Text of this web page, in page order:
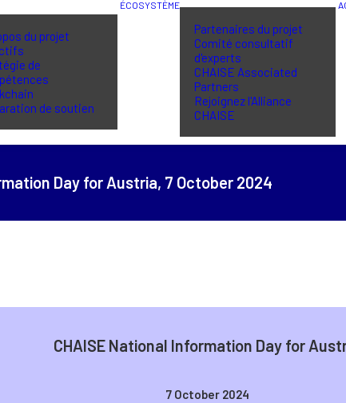
du projet
de
de soutien
ÉCOSYSTÈME
Partenaires du projet
Comité consultatif
d'experts
CHAISE Associated
Partners
Rejoignez l'Alliance
CHAISE
Day for Austria, 7 October 2024
CHAISE National Information Day for
7 October 2024